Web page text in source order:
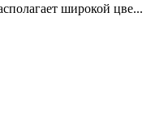
широкой цве...